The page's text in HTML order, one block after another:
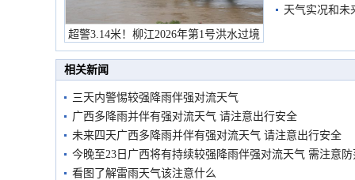
超警3.14米！柳江2026年第1号洪水过境
市民在堤岸见证汛况
天气实况和未
相关新闻
三天内警惕较强降雨伴强对流天气
广西多降雨并伴有强对流天气 请注意出行安全
未来四天广西多降雨并伴有强对流天气 请注意出行安全
今晚至23日广西将有持续较强降雨伴强对流天气 需注意防
看图了解雷雨天气该注意什么